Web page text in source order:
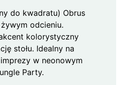
do kwadratu) Obrus
odcieniu.
kolorystyczny
stołu. Idealny na
w neonowym
Party.